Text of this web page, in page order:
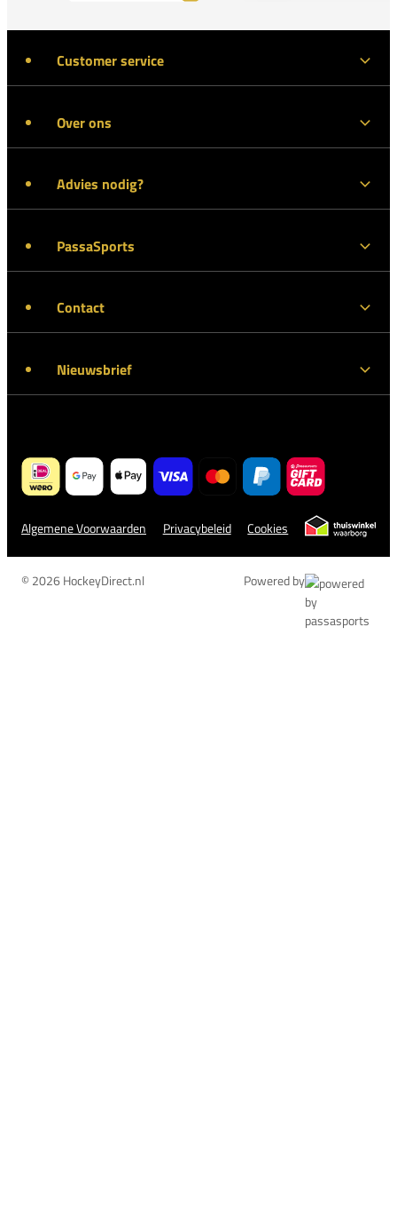
Customer service
Over ons
Advies nodig?
PassaSports
Contact
Nieuwsbrief
Algemene Voorwaarden Privacybeleid Cookies
© 2026 HockeyDirect.nl Powered by